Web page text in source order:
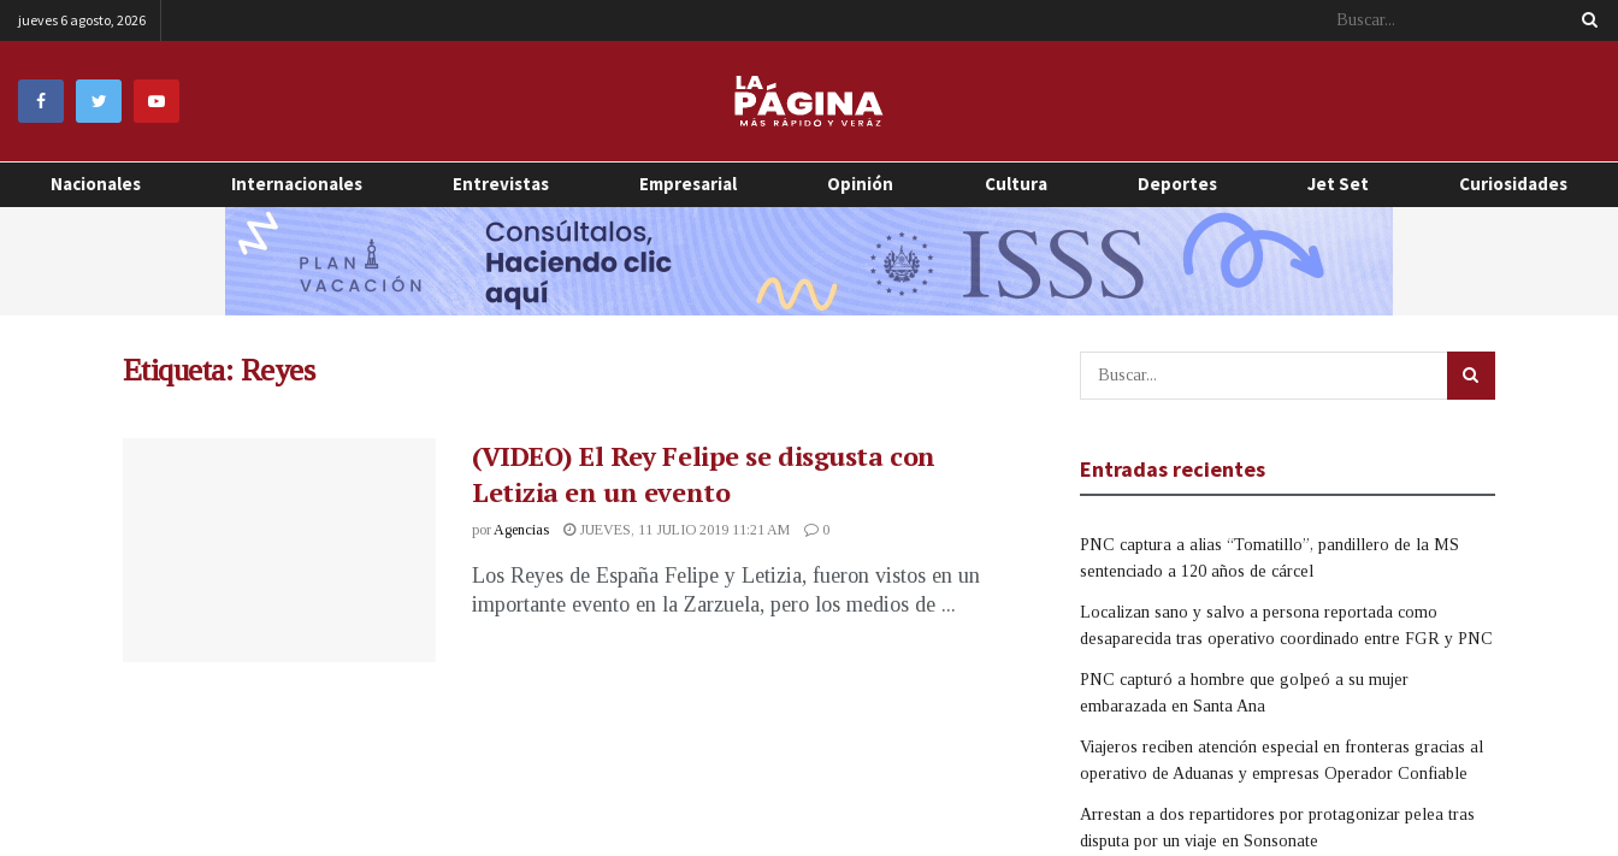
jueves 6 agosto, 2026
Nacionales Internacionales Entrevistas Empresarial Opinión Cultura Deportes Jet Set Curiosidades
Etiqueta: Reyes
(VIDEO) El Rey Felipe se disgusta con
Letizia en un evento
porAgencias JUEVES, 11 JULIO 2019 11:21 AM 0
Los Reyes de España Felipe y Letizia, fueron vistos en un
importante evento en la Zarzuela, pero los medios de ...
Entradas recientes
PNC captura a alias “Tomatillo”, pandillero de la MS
sentenciado a 120 años de cárcel
Localizan sano y salvo a persona reportada como
desaparecida tras operativo coordinado entre FGR y PNC
PNC capturó a hombre que golpeó a su mujer
embarazada en Santa Ana
Viajeros reciben atención especial en fronteras gracias al
operativo de Aduanas y empresas Operador Confiable
Arrestan a dos repartidores por protagonizar pelea tras
disputa por un viaje en Sonsonate